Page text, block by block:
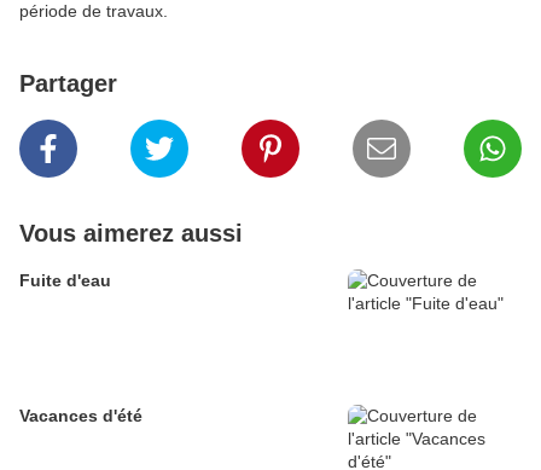
période de travaux.
Partager
Vous aimerez aussi
Fuite d'eau
Vacances d'été